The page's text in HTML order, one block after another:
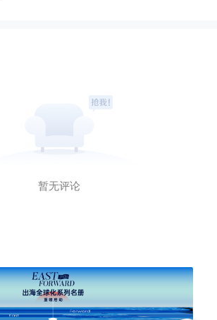
暂无评论